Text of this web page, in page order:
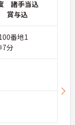
諸手当込
賞与込
番地1
7分